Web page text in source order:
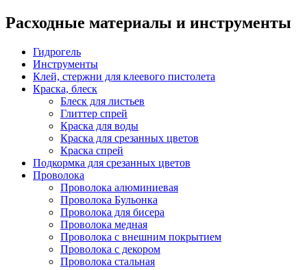
Расходные материалы и инструменты
Гидрогель
Инструменты
Клей, стержни для клеевого пистолета
Краска, блеск
Блеск для листьев
Глиттер спрей
Краска для воды
Краска для срезанных цветов
Краска спрей
Подкормка для срезанных цветов
Проволока
Проволока алюминиевая
Проволока Бульонка
Проволока для бисера
Проволока медная
Проволока с внешним покрытием
Проволока с декором
Проволока стальная